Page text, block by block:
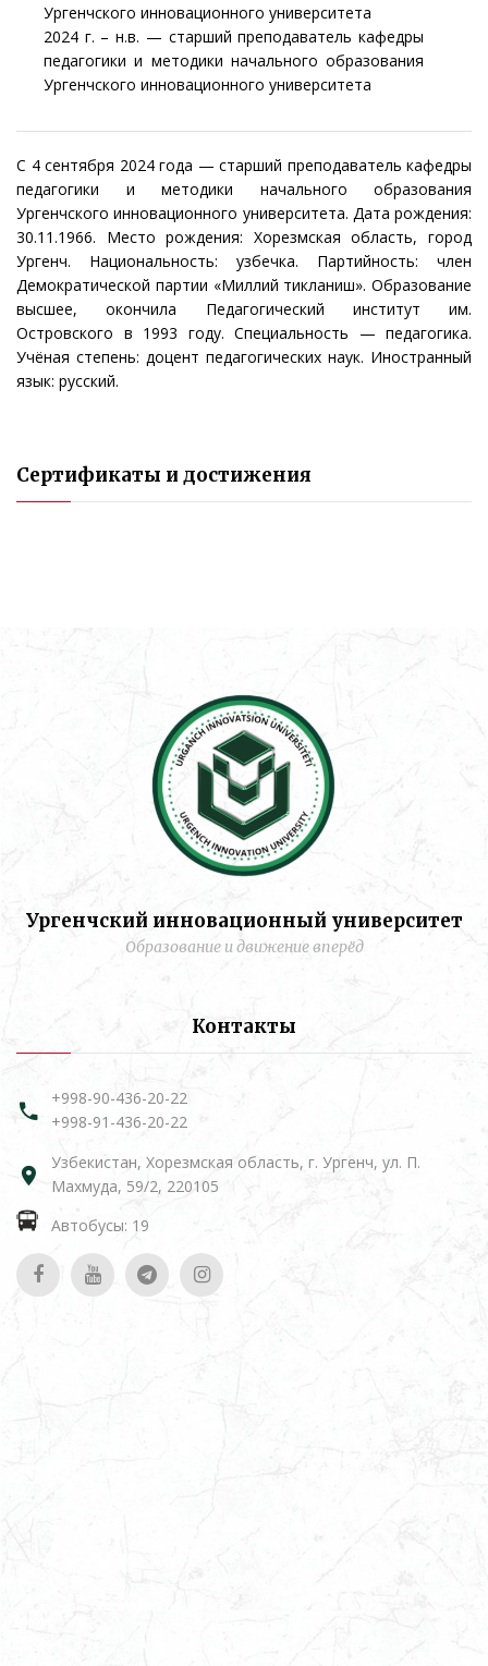
Ургенчского инновационного университета
2024 г. – н.в. — старший преподаватель кафедры
педагогики и методики начального образования
Ургенчского инновационного университета
С 4 сентября 2024 года — старший преподаватель кафедры
педагогики и методики начального образования
Ургенчского инновационного университета. Дата рождения:
30.11.1966. Место рождения: Хорезмская область, город
Ургенч. Национальность: узбечка. Партийность: член
Демократической партии «Миллий тикланиш». Образование
высшее, окончила Педагогический институт им.
Островского в 1993 году. Специальность — педагогика.
Учёная степень: доцент педагогических наук. Иностранный
язык: русский.
Сертификаты и достижения
Ургенчский инновационный университет
Образование и движение вперёд
Контакты
+998-90-436-20-22
+998-91-436-20-22
Узбекистан, Хорезмская область, г. Ургенч, ул. П.
Махмуда, 59/2, 220105
Автобусы: 19